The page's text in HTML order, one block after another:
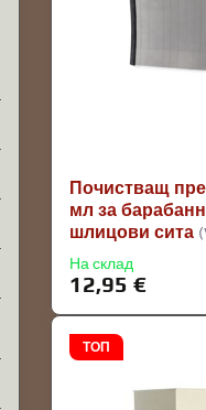
Почистващ
мл за
шлицови сита
На склад
12,95 €
ТОП